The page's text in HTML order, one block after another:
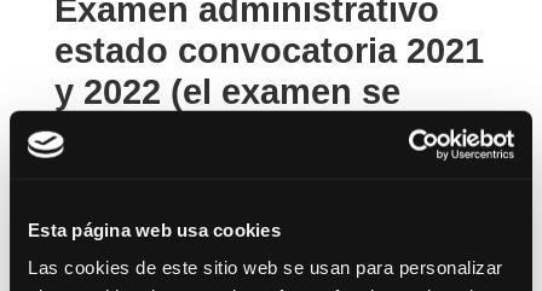
Esta página web usa cookies
Las cookies de este sitio web se usan para personalizar
Examen administrativo
estado convocatoria 2021
y 2022 (el examen se
realizó en 2023) –
extraordinario: